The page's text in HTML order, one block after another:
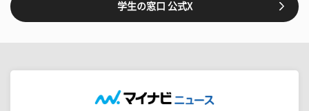
学生の窓口 公式X